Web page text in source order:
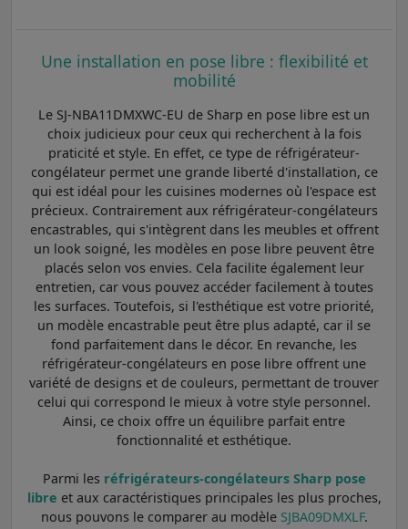
Une installation en pose libre : flexibilité et
mobilité
Le SJ-NBA11DMXWC-EU de Sharp en pose libre est un
choix judicieux pour ceux qui recherchent à la fois
praticité et style. En effet, ce type de réfrigérateur-
congélateur permet une grande liberté d'installation, ce
qui est idéal pour les cuisines modernes où l'espace est
précieux. Contrairement aux réfrigérateur-congélateurs
encastrables, qui s'intègrent dans les meubles et offrent
un look soigné, les modèles en pose libre peuvent être
placés selon vos envies. Cela facilite également leur
entretien, car vous pouvez accéder facilement à toutes
les surfaces. Toutefois, si l'esthétique est votre priorité,
un modèle encastrable peut être plus adapté, car il se
fond parfaitement dans le décor. En revanche, les
réfrigérateur-congélateurs en pose libre offrent une
variété de designs et de couleurs, permettant de trouver
celui qui correspond le mieux à votre style personnel.
Ainsi, ce choix offre un équilibre parfait entre
fonctionnalité et esthétique.
Parmi les réfrigérateurs-congélateurs Sharp pose
libre et aux caractéristiques principales les plus proches,
nous pouvons le comparer au modèle SJBA09DMXLF.